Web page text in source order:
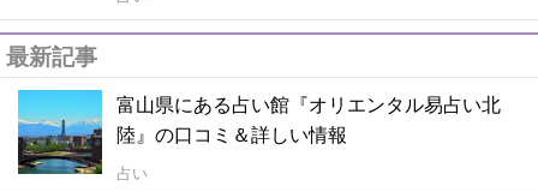
最新記事
富山県にある占い館『オリエンタル易占い北
陸』の口コミ＆詳しい情報
占い